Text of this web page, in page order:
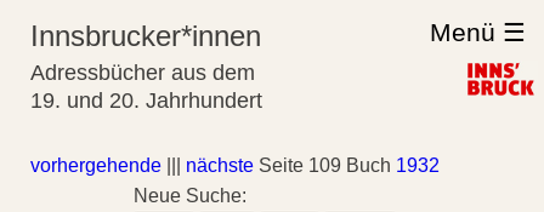
Innsbrucker*innen
Adressbücher aus dem
19. und 20. Jahrhundert
Menü ☰
vorhergehende nächste Seite 109 Buch 1932
Neue Suche: